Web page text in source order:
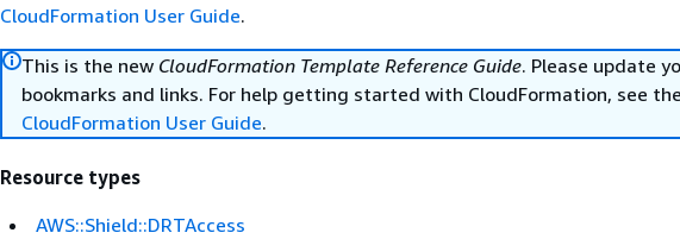
CloudFormation User Guide.
This is the new CloudFormation Template Reference Guide. Please update
bookmarks and links. For help getting started with CloudFormation, see the
CloudFormation User Guide.
Resource types
AWS::Shield::DRTAccess